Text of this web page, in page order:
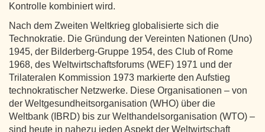
Kontrolle kombiniert wird.
Nach dem Zweiten Weltkrieg globalisierte sich die
Technokratie. Die Gründung der Vereinten Nationen (Uno)
1945, der Bilderberg-Gruppe 1954, des Club of Rome
1968, des Weltwirtschaftsforums (WEF) 1971 und der
Trilateralen Kommission 1973 markierte den Aufstieg
technokratischer Netzwerke. Diese Organisationen – von
der Weltgesundheitsorganisation (WHO) über die
Weltbank (IBRD) bis zur Welthandelsorganisation (WTO) –
sind heute in nahezu jeden Aspekt der Weltwirtschaft